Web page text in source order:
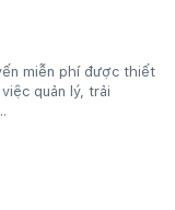
miễn phí được thiết
quản lý, trải